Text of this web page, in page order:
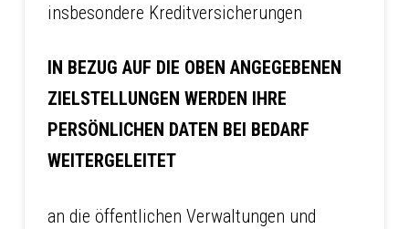
insbesondere Kreditversicherungen
IN BEZUG AUF DIE OBEN ANGEGEBENEN
ZIELSTELLUNGEN WERDEN IHRE
PERSÖNLICHEN DATEN BEI BEDARF
WEITERGELEITET
an die öffentlichen Verwaltungen und